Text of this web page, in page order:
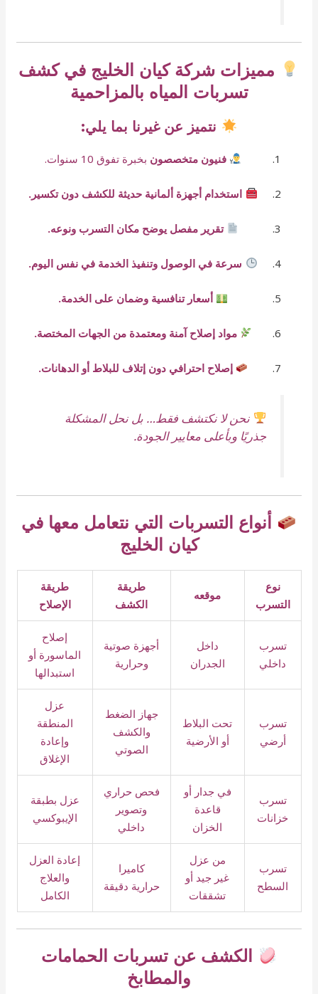
مميزات شركة كيان الخليج في كشف
تسربات المياه بالمزاحمية
نتميز عن غيرنا بما يلي:
فنيون متخصصون بخبرة تفوق 10 سنوات.
استخدام أجهزة ألمانية حديثة للكشف دون تكسير.
تقرير مفصل يوضح مكان التسرب ونوعه.
سرعة في الوصول وتنفيذ الخدمة في نفس اليوم.
أسعار تنافسية وضمان على الخدمة.
مواد إصلاح آمنة ومعتمدة من الجهات المختصة.
إصلاح احترافي دون إتلاف للبلاط أو الدهانات.
نحن لا نكتشف فقط… بل نحل المشكلة
جذريًا وبأعلى معايير الجودة.
أنواع التسربات التي نتعامل معها في
كيان الخليج
نوع
التسرب
موقعه
طريقة
الكشف
طريقة
الإصلاح
تسرب
داخلي
داخل
الجدران
أجهزة صوتية
وحرارية
إصلاح
الماسورة أو
استبدالها
تسرب
أرضي
تحت البلاط
أو الأرضية
جهاز الضغط
والكشف
الصوتي
عزل
المنطقة
وإعادة
الإغلاق
تسرب
خزانات
في جدار أو
قاعدة
الخزان
فحص حراري
وتصوير
داخلي
عزل بطبقة
الإيبوكسي
تسرب
السطح
من عزل
غير جيد أو
تشققات
كاميرا
حرارية دقيقة
إعادة العزل
والعلاج
الكامل
الكشف عن تسربات الحمامات
والمطابخ